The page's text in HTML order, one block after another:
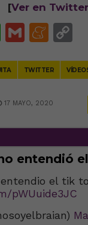
[Ver en Twitter
WhatsApp
Gmail
TWITTER
17 MAYO, 2020
entendió
el tik
pWUuide3JC